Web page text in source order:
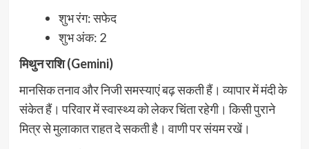
शुभ रंग: सफेद
शुभ अंक: 2
मिथुन राशि (Gemini)
मानसिक तनाव और निजी समस्याएं बढ़ सकती हैं। व्यापार में मंदी के
संकेत हैं। परिवार में स्वास्थ्य को लेकर चिंता रहेगी। किसी पुराने
मित्र से मुलाकात राहत दे सकती है। वाणी पर संयम रखें।